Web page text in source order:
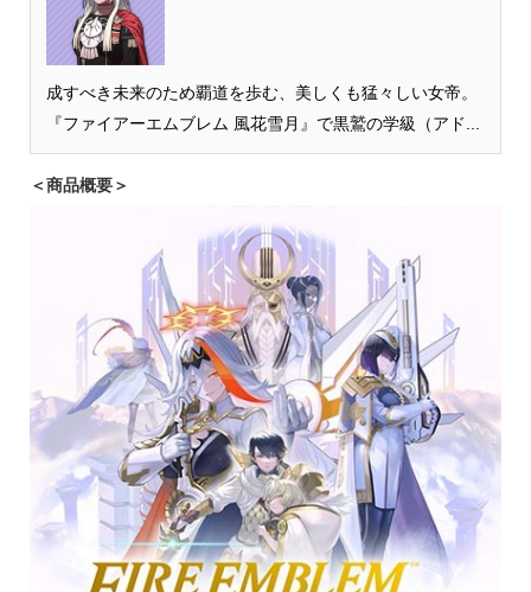
成すべき未来のため覇道を歩む、美しくも猛々しい女帝。
『ファイアーエムブレム 風花雪月』で黒鷲の学級（アド...
＜商品概要＞